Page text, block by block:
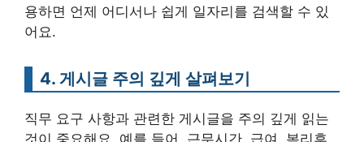
용하면 언제 어디서나 쉽게 일자리를 검색할 수 있
어요.
4. 게시글 주의 깊게 살펴보기
직무 요구 사항과 관련한 게시글을 주의 깊게 읽는
것이 중요해요. 예를 들어, 근무시간, 급여, 복리후